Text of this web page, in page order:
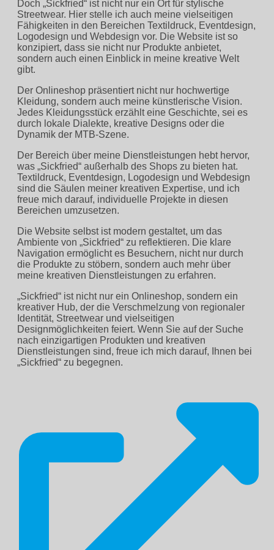
Doch „Sickfried“ ist nicht nur ein Ort für stylische
Streetwear. Hier stelle ich auch meine vielseitigen
Fähigkeiten in den Bereichen Textildruck, Eventdesign,
Logodesign und Webdesign vor. Die Website ist so
konzipiert, dass sie nicht nur Produkte anbietet,
sondern auch einen Einblick in meine kreative Welt
gibt.
Der Onlineshop präsentiert nicht nur hochwertige
Kleidung, sondern auch meine künstlerische Vision.
Jedes Kleidungsstück erzählt eine Geschichte, sei es
durch lokale Dialekte, kreative Designs oder die
Dynamik der MTB-Szene.
Der Bereich über meine Dienstleistungen hebt hervor,
was „Sickfried“ außerhalb des Shops zu bieten hat.
Textildruck, Eventdesign, Logodesign und Webdesign
sind die Säulen meiner kreativen Expertise, und ich
freue mich darauf, individuelle Projekte in diesen
Bereichen umzusetzen.
Die Website selbst ist modern gestaltet, um das
Ambiente von „Sickfried“ zu reflektieren. Die klare
Navigation ermöglicht es Besuchern, nicht nur durch
die Produkte zu stöbern, sondern auch mehr über
meine kreativen Dienstleistungen zu erfahren.
„Sickfried“ ist nicht nur ein Onlineshop, sondern ein
kreativer Hub, der die Verschmelzung von regionaler
Identität, Streetwear und vielseitigen
Designmöglichkeiten feiert. Wenn Sie auf der Suche
nach einzigartigen Produkten und kreativen
Dienstleistungen sind, freue ich mich darauf, Ihnen bei
„Sickfried“ zu begegnen.